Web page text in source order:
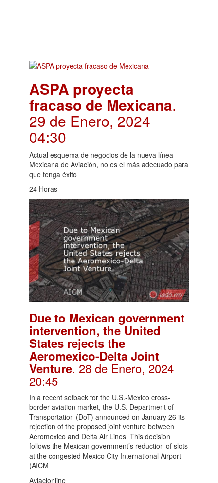
ASPA proyecta
fracaso de Mexicana.
29 de Enero, 2024
04:30
Actual esquema de negocios de la nueva línea
Mexicana de Aviación, no es el más adecuado para
que tenga éxito
24 Horas
Due to Mexican government
intervention, the United
States rejects the
Aeromexico-Delta Joint
Venture. 28 de Enero, 2024
20:45
In a recent setback for the U.S.-Mexico cross-
border aviation market, the U.S. Department of
Transportation (DoT) announced on January 26 its
rejection of the proposed joint venture between
Aeromexico and Delta Air Lines. This decision
follows the Mexican government’s reduction of slots
at the congested Mexico City International Airport
(AICM
Aviacionline